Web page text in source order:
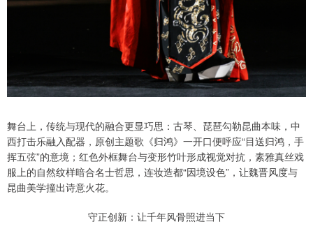
舞台上，传统与现代的融合更显巧思：古琴、琵琶勾勒昆曲本味，中
西打击乐融入配器，原创主题歌《归鸿》一开口便呼应“目送归鸿，手
挥五弦”的意境；红色外框舞台与变形竹叶形成视觉对抗，素雅真丝戏
服上的自然纹样暗合名士哲思，连妆造都“因境设色”，让魏晋风度与
昆曲美学撞出诗意火花。
守正创新：让千年风骨照进当下